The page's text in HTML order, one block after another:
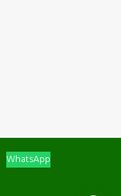
WhatsApp